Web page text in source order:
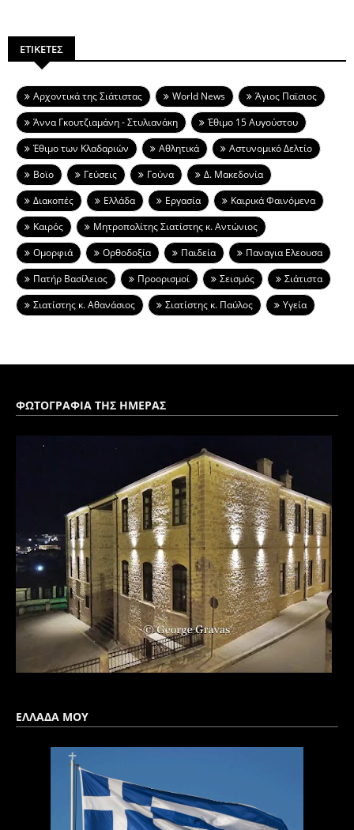
ΕΤΙΚΕΤΕΣ
Aρχοντικά της Σιάτιστας World News
Άγιος Παϊσιος
Άννα Γκουτζιαμάνη - Στυλιανάκη
Έθιμο 15 Αυγούστου
Έθιμο των Κλαδαριών
Αθλητικά
Αστυνομικό Δελτίο
Βοϊο
Γεύσεις Γούνα
Δ. Μακεδονία
Διακοπές
Ελλάδα Εργασία
Καιρικά Φαινόμενα
Καιρός
Μητροπολίτης Σιατίστης κ. Αντώνιος
Ομορφιά
Ορθοδοξία Παιδεία
Παναγια Ελεουσα
Πατήρ Βασίλειος
Προορισμοί Σεισμός
Σιάτιστα
Σιατίστης κ. Αθανάσιος
Σιατίστης κ. Παύλος Υγεία
ΦΩΤΟΓΡΑΦΙΑ ΤΗΣ ΗΜΕΡΑΣ
ΕΛΛΑΔΑ ΜΟΥ